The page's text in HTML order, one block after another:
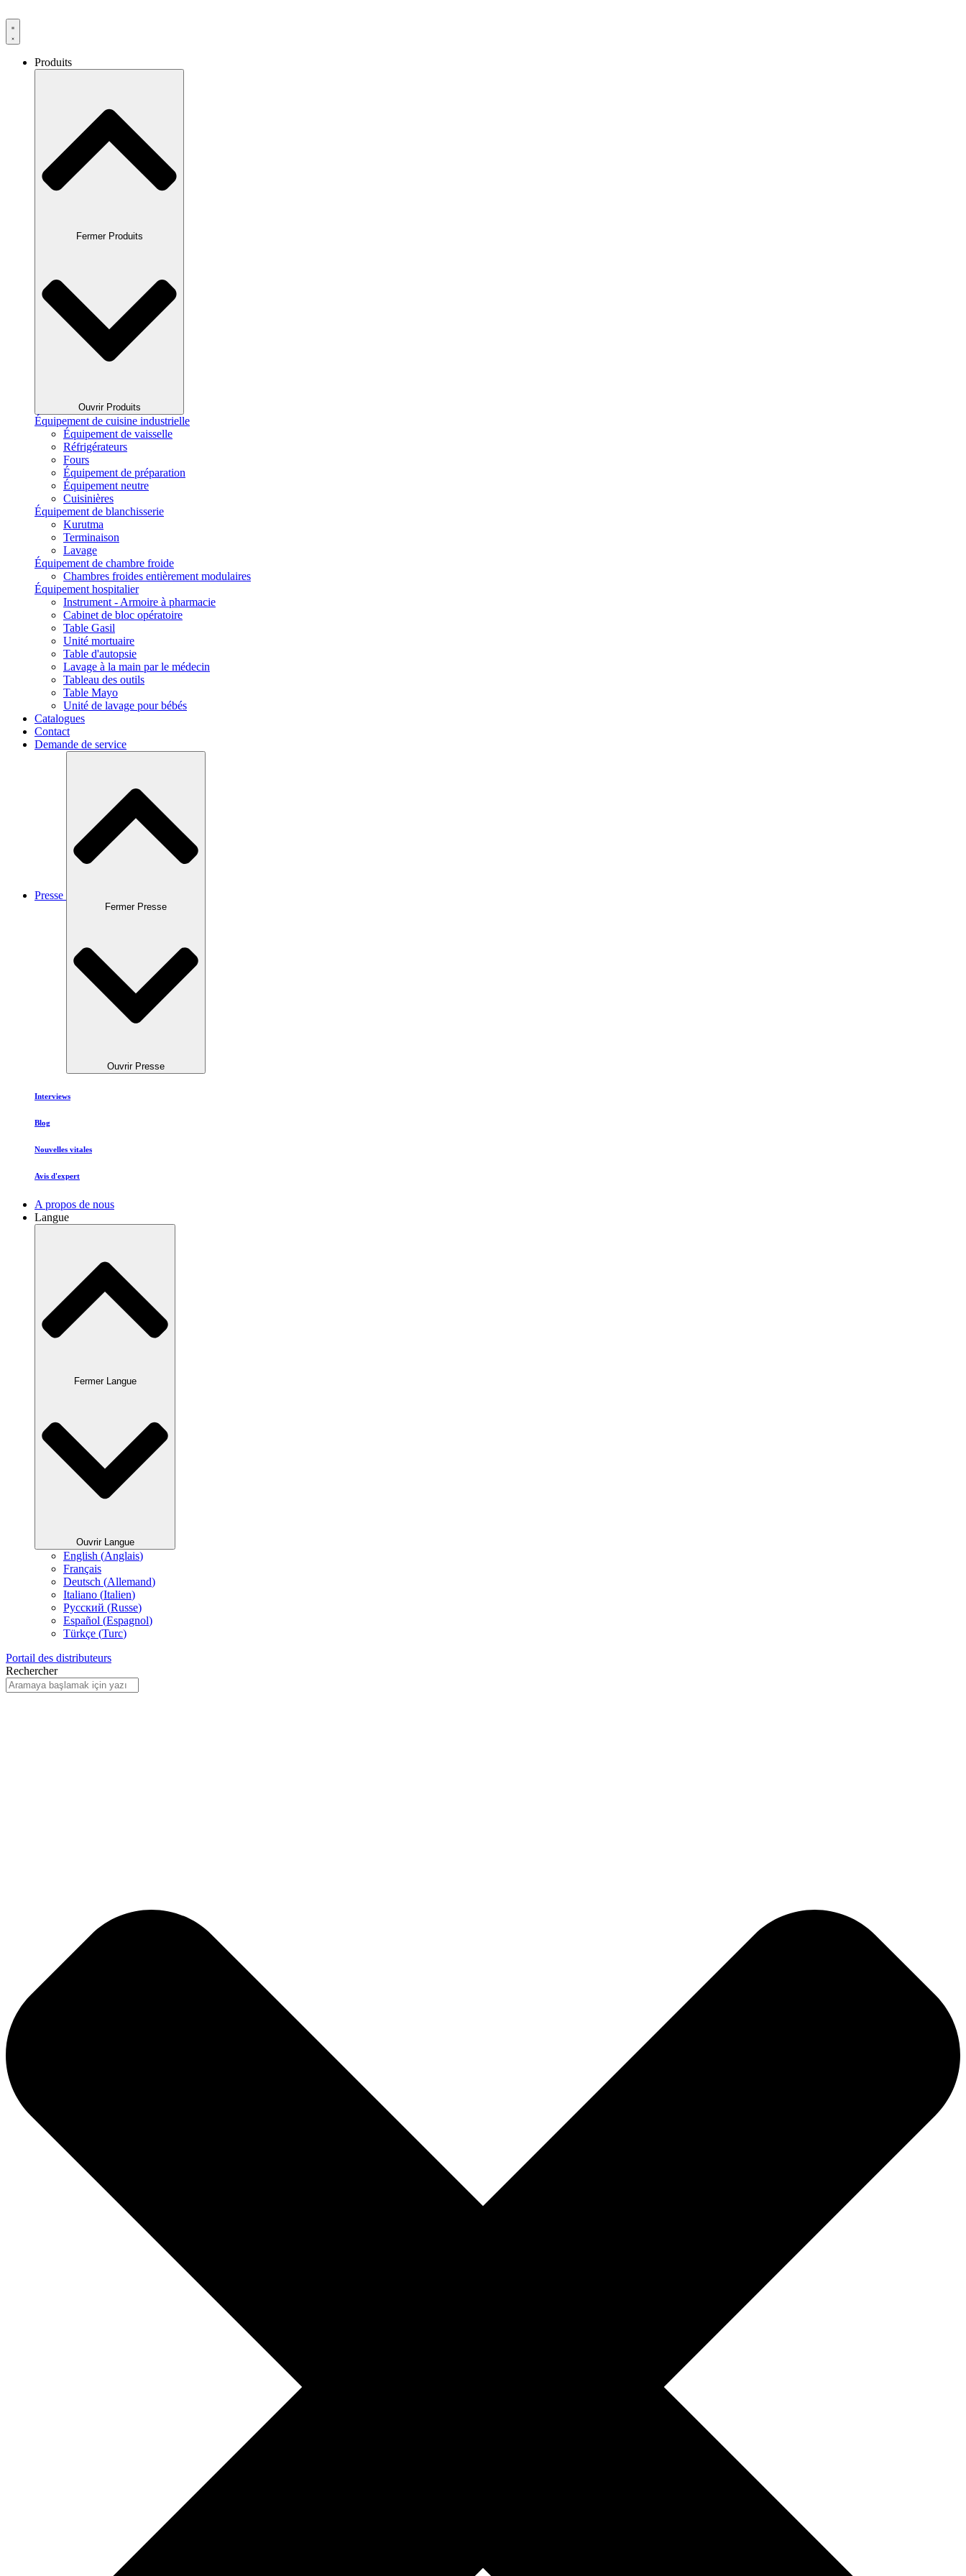
Produits
Fermer Produits
Ouvrir Produits
Équipement de cuisine industrielle
Équipement de vaisselle
Réfrigérateurs
Fours
Équipement de préparation
Équipement neutre
Cuisinières
Équipement de blanchisserie
Kurutma
Terminaison
Lavage
Équipement de chambre froide
Chambres froides entièrement modulaires
Équipement hospitalier
Instrument - Armoire à pharmacie
Cabinet de bloc opératoire
Table Gasil
Unité mortuaire
Table d'autopsie
Lavage à la main par le médecin
Tableau des outils
Table Mayo
Unité de lavage pour bébés
Catalogues
Contact
Demande de service
Presse
Fermer Presse
Ouvrir Presse
Interviews
Blog
Nouvelles vitales
Avis d'expert
A propos de nous
Langue
Fermer Langue
Ouvrir Langue
English (Anglais)
Français
Deutsch (Allemand)
Italiano (Italien)
Русский (Russe)
Español (Espagnol)
Türkçe (Turc)
Portail des distributeurs
Rechercher